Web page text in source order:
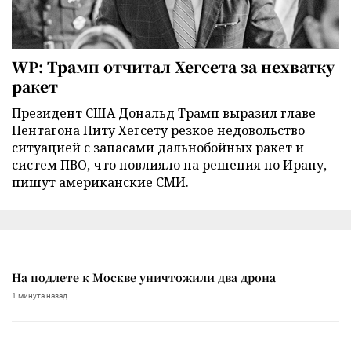
WP: Трамп отчитал Хегсета за нехватку
ракет
Президент США Дональд Трамп выразил главе
Пентагона Питу Хегсету резкое недовольство
ситуацией с запасами дальнобойных ракет и
систем ПВО, что повлияло на решения по Ирану,
пишут американские СМИ.
На подлете к Москве уничтожили два дрона
1 минута назад